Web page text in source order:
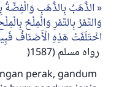
الذَّهَبُ بِالذَّهَبِ وَالْفِضَّةُ
وَالتَّمْرُ بِالتَّمْرِ وَالْمِلْحُ
اخْتَلَفَتْ هَذِهِ الْأَصْنَافُ
رواه مسلم (1587
(
perak, gandum